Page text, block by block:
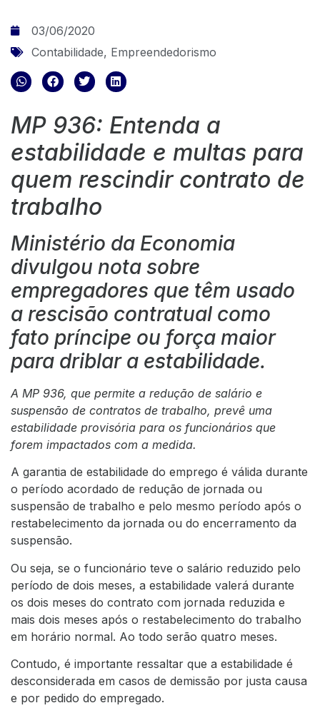
03/06/2020
Contabilidade, Empreendedorismo
MP 936: Entenda a
estabilidade e multas para
quem rescindir contrato de
trabalho
Ministério da Economia
divulgou nota sobre
empregadores que têm usado
a rescisão contratual como
fato príncipe ou força maior
para driblar a estabilidade.
A MP 936, que permite a redução de salário e
suspensão de contratos de trabalho, prevê uma
estabilidade provisória para os funcionários que
forem impactados com a medida.
A garantia de estabilidade do emprego é válida durante
o período acordado de redução de jornada ou
suspensão de trabalho e pelo mesmo período após o
restabelecimento da jornada ou do encerramento da
suspensão.
Ou seja, se o funcionário teve o salário reduzido pelo
período de dois meses, a estabilidade valerá durante
os dois meses do contrato com jornada reduzida e
mais dois meses após o restabelecimento do trabalho
em horário normal. Ao todo serão quatro meses.
Contudo, é importante ressaltar que a estabilidade é
desconsiderada em casos de demissão por justa causa
e por pedido do empregado.